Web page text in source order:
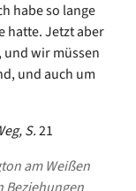
habe so lange
hatte. Jetzt aber
und wir müssen
und auch um
S.21
am Weißen